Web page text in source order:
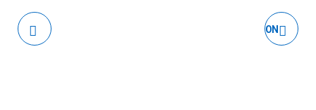
KI MUSIC BUSINESS VON